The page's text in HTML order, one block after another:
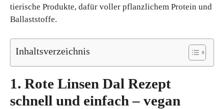
tierische Produkte, dafür voller pflanzlichem Protein und
Ballaststoffe.
Inhaltsverzeichnis
1. Rote Linsen Dal Rezept
schnell und einfach – vegan